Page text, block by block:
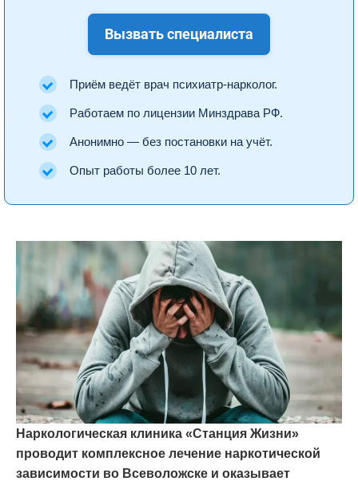
Вызвать специалиста
Приём ведёт врач психиатр-нарколог.
Работаем по лицензии Минздрава РФ.
Анонимно — без постановки на учёт.
Опыт работы более 10 лет.
Наркологическая клиника «Станция Жизни»
проводит комплексное лечение наркотической
зависимости во Всеволожске и оказывает